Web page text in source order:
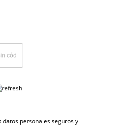
personales seguros y